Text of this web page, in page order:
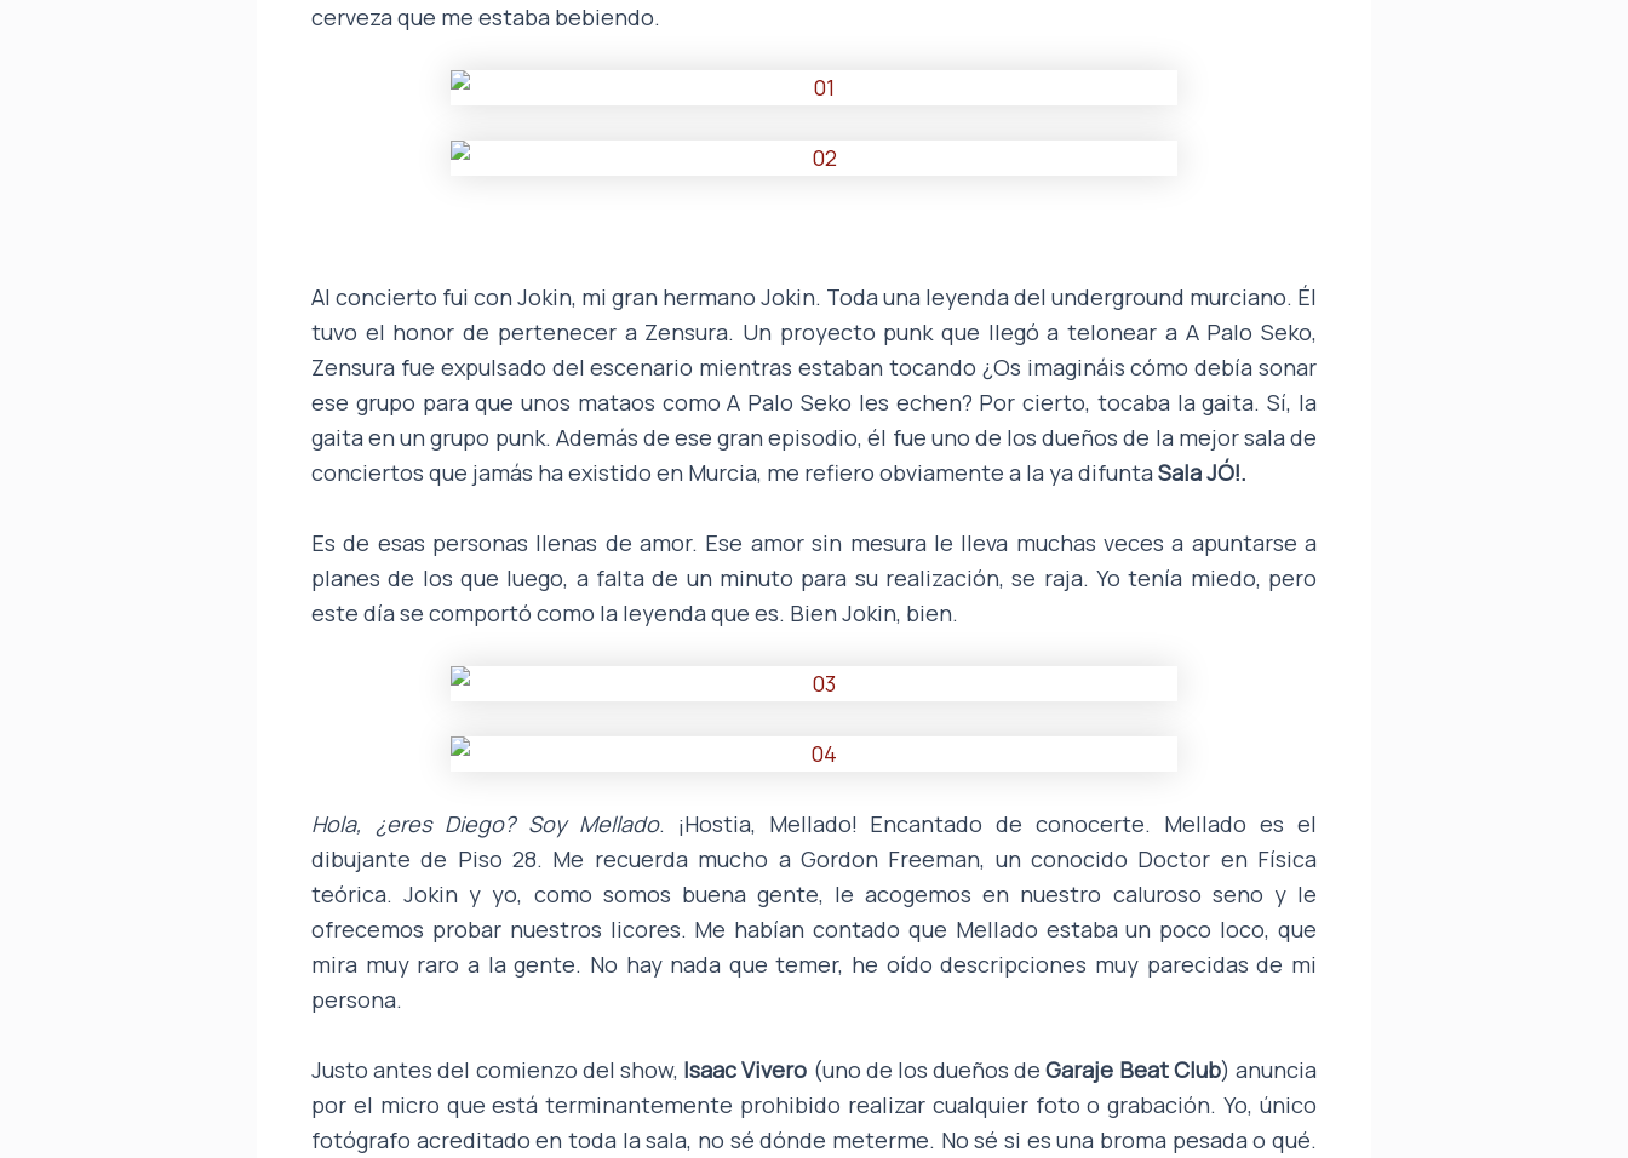
cerveza que me estaba bebiendo.
Al concierto fui con Jokin, mi gran hermano Jokin. Toda una leyenda del underground murciano. Él
tuvo el honor de pertenecer a Zensura. Un proyecto punk que llegó a telonear a A Palo Seko,
Zensura fue expulsado del escenario mientras estaban tocando ¿Os imagináis cómo debía sonar
ese grupo para que unos mataos como A Palo Seko les echen? Por cierto, tocaba la gaita. Sí, la
gaita en un grupo punk. Además de ese gran episodio, él fue uno de los dueños de la mejor sala de
conciertos que jamás ha existido en Murcia, me refiero obviamente a la ya difunta Sala JÓ!.
Es de esas personas llenas de amor. Ese amor sin mesura le lleva muchas veces a apuntarse a
planes de los que luego, a falta de un minuto para su realización, se raja. Yo tenía miedo, pero
este día se comportó como la leyenda que es. Bien Jokin, bien.
Hola, ¿eres Diego? Soy Mellado. ¡Hostia, Mellado! Encantado de conocerte. Mellado es el
dibujante de Piso 28. Me recuerda mucho a Gordon Freeman, un conocido Doctor en Física
teórica. Jokin y yo, como somos buena gente, le acogemos en nuestro caluroso seno y le
ofrecemos probar nuestros licores. Me habían contado que Mellado estaba un poco loco, que
mira muy raro a la gente. No hay nada que temer, he oído descripciones muy parecidas de mi
persona.
Justo antes del comienzo del show, Isaac Vivero (uno de los dueños deGaraje Beat Club) anuncia
por el micro que está terminantemente prohibido realizar cualquier foto o grabación. Yo, único
fotógrafo acreditado en toda la sala, no sé dónde meterme. No sé si es una broma pesada o qué.